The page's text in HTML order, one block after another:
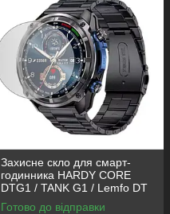
Захисне скло для смарт-
годинника HARDY CORE
DTG1 / TANK G1 / Lemfo DT
G1 / SKVAD G1
Готово до відправки